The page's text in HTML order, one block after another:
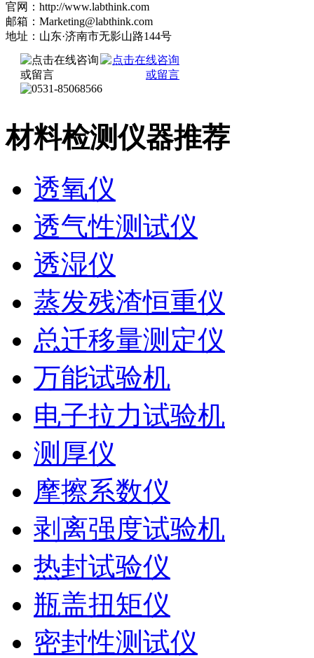
官网：http://www.labthink.com
邮箱：Marketing@labthink.com
地址：山东·济南市无影山路144号
材料检测仪器推荐
透氧仪
透气性测试仪
透湿仪
蒸发残渣恒重仪
总迁移量测定仪
万能试验机
电子拉力试验机
测厚仪
摩擦系数仪
剥离强度试验机
热封试验仪
瓶盖扭矩仪
密封性测试仪